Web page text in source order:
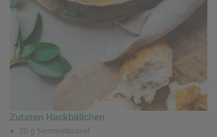
Zutaten Hackbällchen
20 g Semmelbrösel